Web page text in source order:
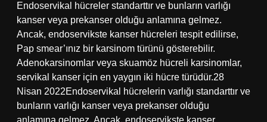
Endoservikal hücreler standarttır ve bunların varlığı
kanser veya prekanser olduğu anlamına gelmez.
Ancak, endoservikste kanser hücreleri tespit edilirse,
Pap smear’ınız bir karsinom türünü gösterebilir.
Adenokarsinomlar veya skuamöz hücreli karsinomlar,
servikal kanser için en yaygın iki hücre türüdür.28
Nisan 2022Endoservikal hücrelerin varlığı standarttır ve
bunların varlığı kanser veya prekanser olduğu
anlamına gelmez. Ancak, endoservikste kanser